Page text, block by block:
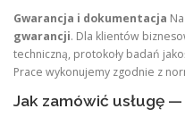
Gwarancja i dokumentacja
gwarancji. Dla klientów
techniczną, protokoły badań
Prace wykonujemy zgodnie z
Jak zamówić usługę